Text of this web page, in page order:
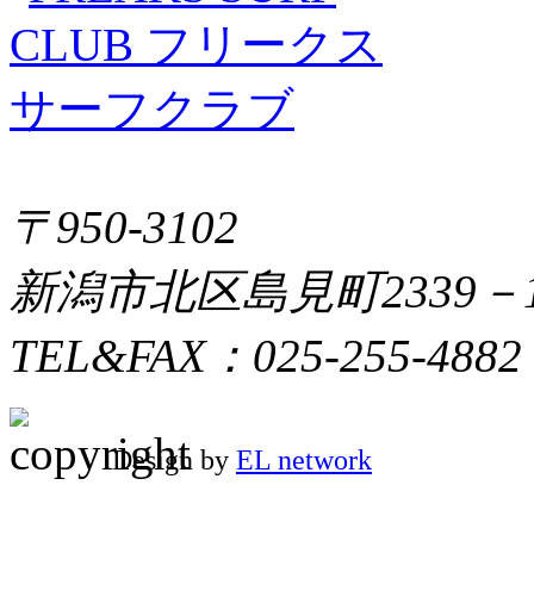
〒950-3102
新潟市北区島見町2339－
TEL&FAX：025-255-4882
Design by EL network